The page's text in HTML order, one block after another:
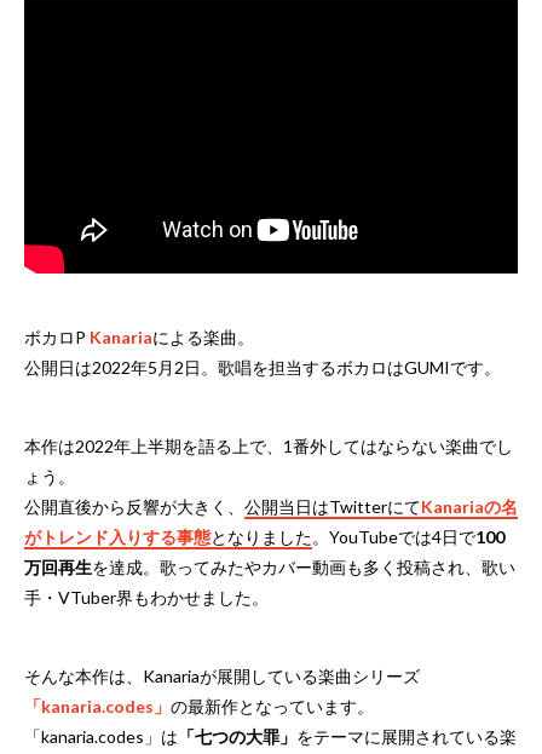
ボカロP Kanariaによる楽曲。
公開日は2022年5月2日。歌唱を担当するボカロはGUMIです。
本作は2022年上半期を語る上で、1番外してはならない楽曲でし
ょう。
公開直後から反響が大きく、 公開当日はTwitterにてKanariaの名
がトレンド入りする事態となりました。YouTubeでは4日で100
万回再生を達成。歌ってみたやカバー動画も多く投稿され、歌い
手・VTuber界もわかせました。
そんな本作は、Kanariaが展開している楽曲シリーズ
「kanaria.codes」 の最新作となっています。
「kanaria.codes」は 「七つの大罪」 をテーマに展開されている楽